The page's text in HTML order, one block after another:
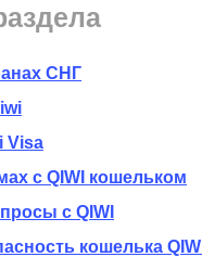
СНГ
Visa
с QIWI кошельком
с QIWI
кошелька QIWI